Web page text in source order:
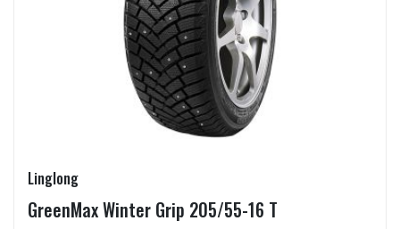
Linglong
GreenMax Winter Grip 205/55-16 T